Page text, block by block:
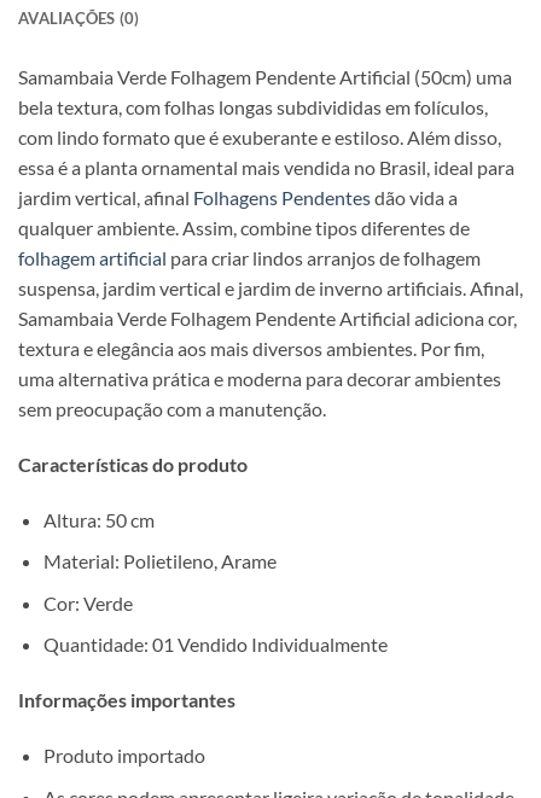
AVALIAÇÕES (0)
Samambaia Verde Folhagem Pendente Artificial (50cm) uma
bela textura, com folhas longas subdivididas em folículos,
com lindo formato que é exuberante e estiloso. Além disso,
essa é a planta ornamental mais vendida no Brasil, ideal para
jardim vertical, afinal Folhagens Pendentesdão vida a
qualquer ambiente. Assim, combine tipos diferentes de
folhagem artificial para criar lindos arranjos de folhagem
suspensa, jardim vertical e jardim de inverno artificiais. Afinal,
Samambaia Verde Folhagem Pendente Artificial adiciona cor,
textura e elegância aos mais diversos ambientes. Por fim,
uma alternativa prática e moderna para decorar ambientes
sem preocupação com a manutenção.
Características do produto
Altura: 50 cm
Material: Polietileno, Arame
Cor: Verde
Quantidade: 01 Vendido Individualmente
Informações importantes
Produto importado